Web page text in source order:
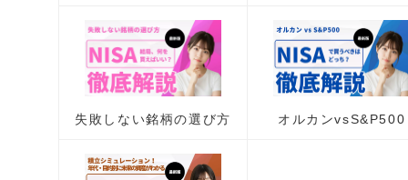
失敗しない銘柄の選び方 オルカンvsS&P500